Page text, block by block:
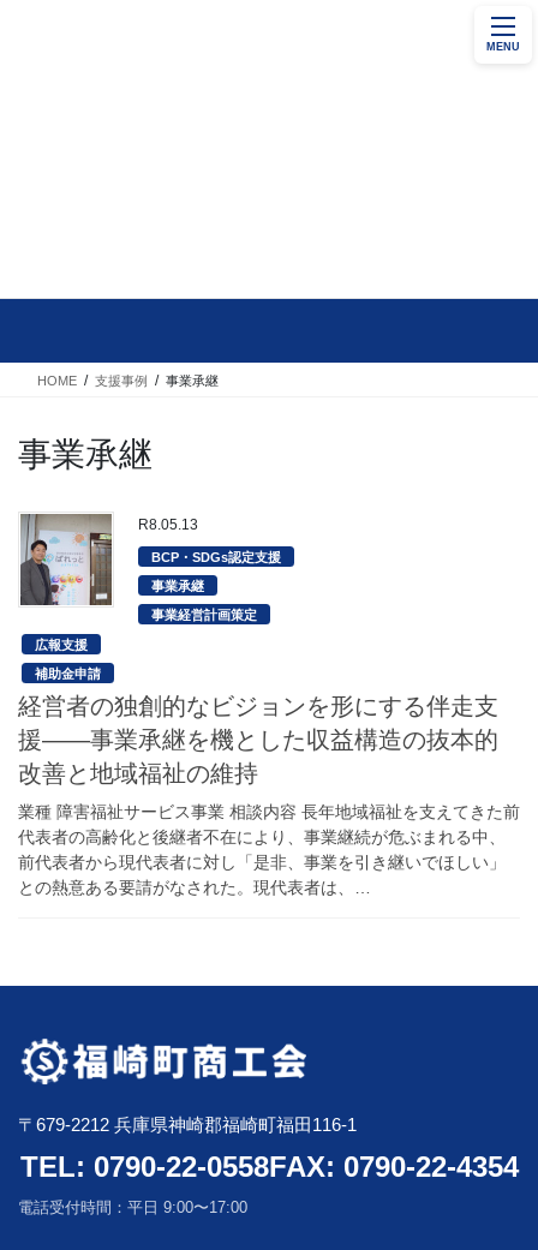
HOME 支援事例 事業承継
事業承継
R8.05.13
BCP・SDGs認定支援
事業承継
事業経営計画策定
広報支援
補助金申請
経営者の独創的なビジョンを形にする伴走支
援――事業承継を機とした収益構造の抜本的
改善と地域福祉の維持
業種 障害福祉サービス事業 相談内容 長年地域福祉を支えてきた前
代表者の高齢化と後継者不在により、事業継続が危ぶまれる中、
前代表者から現代表者に対し「是非、事業を引き継いでほしい」
との熱意ある要請がなされた。現代表者は、…
〒679-2212 兵庫県神崎郡福崎町福田116-1
TEL: 0790-22-0558FAX: 0790-22-4354
電話受付時間：平日 9:00〜17:00
MENU